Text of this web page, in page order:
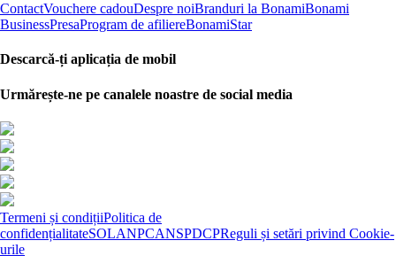
ContactVouchere cadouDespre noiBranduri la BonamiBonami
BusinessPresaProgram de afiliereBonamiStar
Descarcă-ți aplicația de mobil
Urmărește-ne pe canalele noastre de social media
Termeni și condițiiPolitica de
confidențialitateSOLANPCANSPDCPReguli și setări privind Cookie-
urile